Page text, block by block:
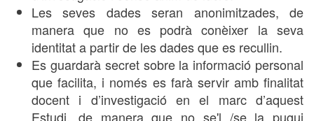
Les seves dades seran anonimitzades, de
manera que no es podrà conèixer la seva
identitat a partir de les dades que es recullin.
Es guardarà secret sobre la informació personal
que facilita, i només es farà servir amb finalitat
docent i d’investigació en el marc d’aquest
Estudi, de manera que no se'l /se la pugui